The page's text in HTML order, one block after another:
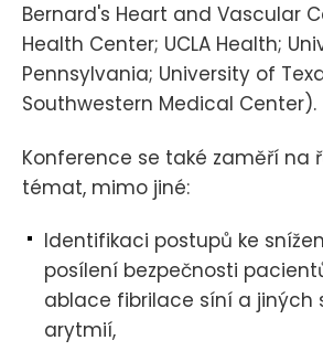
Bernard's Heart and Vascular
Health Center; UCLA Health;
Pennsylvania; University of
Southwestern Medical Center).
Konference se také zaměří na
témat, mimo jiné:
Identifikaci postupů ke
posílení bezpečnosti
ablace fibrilace síní a jiných
arytmií,